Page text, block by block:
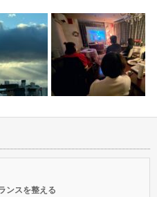
ら戻りました
サイキックフェア2021in
ありが…
ンスを整える